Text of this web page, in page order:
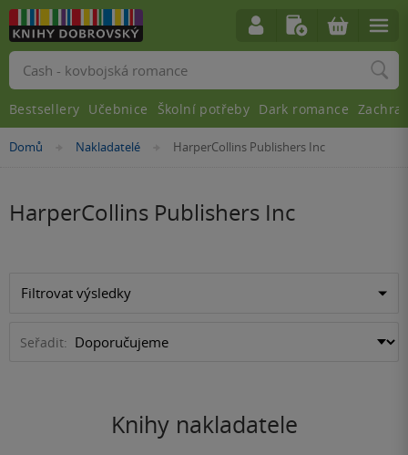
Nacházíte
Domů »
Nakladatelé »HarperCollins Publishers Inc
HarperCollins Publishers Inc
Filtrovat výsledky
Seřadit:
Knihy nakladatele
Vyhledávání
Bestsellery Učebnice Školní potřeby Dark romance